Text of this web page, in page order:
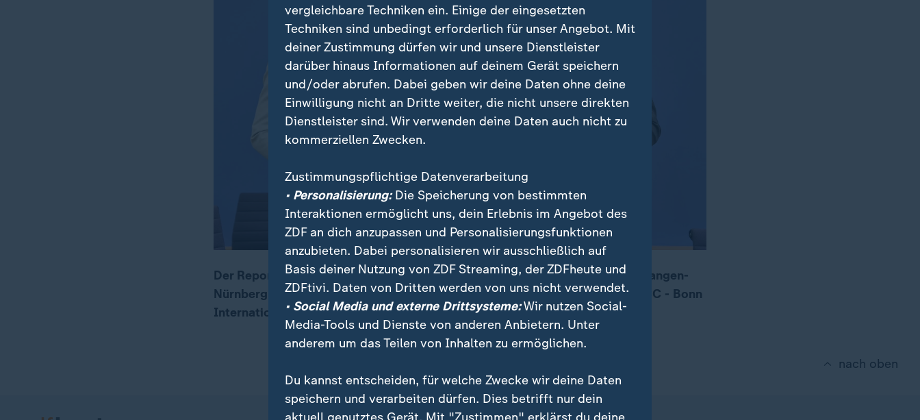
Der Report Globale Flucht 2026 wird von Prof. Petra Bendel (Universität Erlangen-
Nürnberg), Franck Düvell (Universität Osnabrück) und Benjamin Etzold (BICC - Bonn
International Centre for Conflict Studie) vorgestellt.
nach oben
vergleichbare Techniken ein. Einige der eingesetzten
Techniken sind unbedingt erforderlich für unser Angebot. Mit
deiner Zustimmung dürfen wir und unsere Dienstleister
darüber hinaus Informationen auf deinem Gerät speichern
und/oder abrufen. Dabei geben wir deine Daten ohne deine
Einwilligung nicht an Dritte weiter, die nicht unsere direkten
Dienstleister sind. Wir verwenden deine Daten auch nicht zu
kommerziellen Zwecken.
Zustimmungspflichtige Datenverarbeitung
• Personalisierung:Die Speicherung von bestimmten
Interaktionen ermöglicht uns, dein Erlebnis im Angebot des
ZDF an dich anzupassen und Personalisierungsfunktionen
anzubieten. Dabei personalisieren wir ausschließlich auf
Basis deiner Nutzung von ZDF Streaming, der ZDFheute und
ZDFtivi. Daten von Dritten werden von uns nicht verwendet.
• Social Media und externe Drittsysteme:Wir nutzen Social-
Media-Tools und Dienste von anderen Anbietern. Unter
anderem um das Teilen von Inhalten zu ermöglichen.
Du kannst entscheiden, für welche Zwecke wir deine Daten
speichern und verarbeiten dürfen. Dies betrifft nur dein